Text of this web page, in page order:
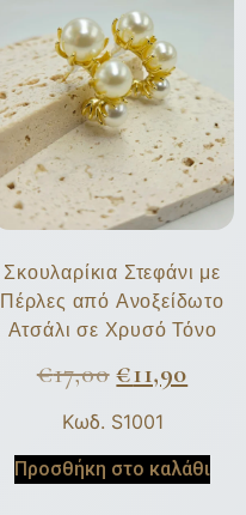
Σκουλαρίκια Στεφάνι με
Πέρλες από Ανοξείδωτο
Ατσάλι σε Χρυσό Τόνο
€17,00 €11,90
Κωδ. S1001
Προσθήκη στο καλάθι